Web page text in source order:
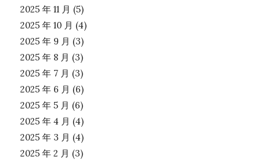
2025 年 11 月 (5)
2025 年 10 月 (4)
2025 年 9 月 (3)
2025 年 8 月 (3)
2025 年 7 月 (3)
2025 年 6 月 (6)
2025 年 5 月 (6)
2025 年 4 月 (4)
2025 年 3 月 (4)
2025 年 2 月 (3)